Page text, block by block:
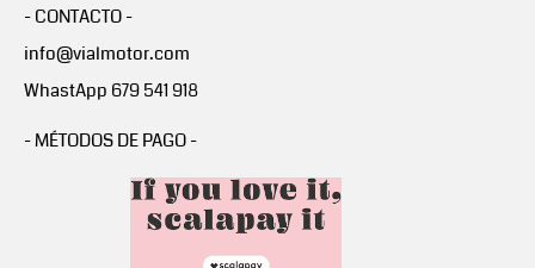
- CONTACTO -
info@vialmotor.com
WhastApp 679 541 918
- MÉTODOS DE PAGO -